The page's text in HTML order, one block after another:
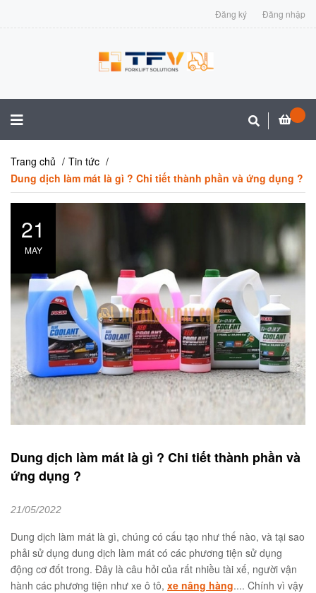
Đăng ký Đăng nhập
Trang chủ
Tin tức
Dung dịch làm mát là gì ? Chi tiết thành phần và ứng dụng ?
21
MAY
Dung dịch làm mát là gì ? Chi tiết thành phần và
ứng dụng ?
21/05/2022
Dung dịch làm mát là gì, chúng có cấu tạo như thế nào, và tại sao
phải sử dụng dung dịch làm mát có các phương tiện sử dụng
động cơ đốt trong. Đây là câu hỏi của rất nhiều tài xế, người vận
hành các phương tiện như xe ô tô, xe nâng hàng.... Chính vì vậy